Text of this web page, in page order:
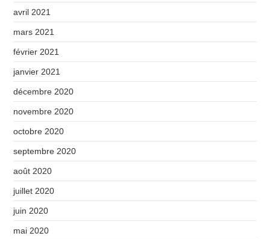
avril 2021
mars 2021
février 2021
janvier 2021
décembre 2020
novembre 2020
octobre 2020
septembre 2020
août 2020
juillet 2020
juin 2020
mai 2020